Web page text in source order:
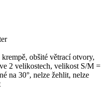
obšité větrací otvory,
2 velikostech, velikost S/M =
na 30°, nelze žehlit, nelze